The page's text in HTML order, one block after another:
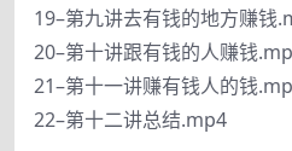
19–第九讲去有钱的地方赚钱
20–第十讲跟有钱的人赚钱
21–第十一讲赚有钱人的钱
22–第十二讲总结.mp4